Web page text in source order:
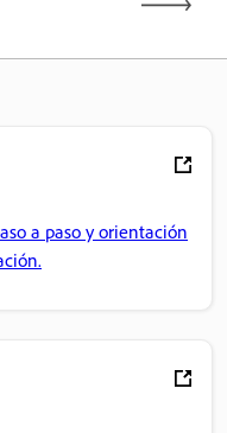
a paso y orientación